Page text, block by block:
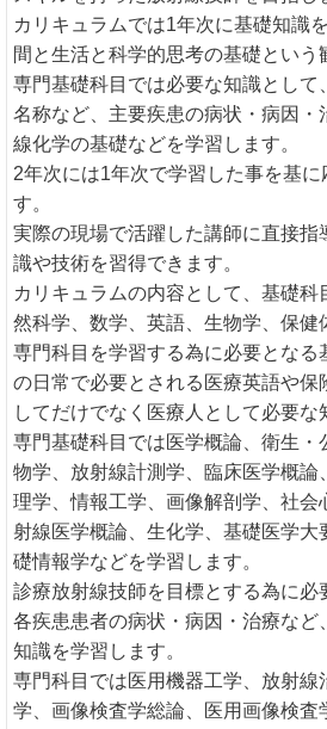
カリキュラムでは1年次に基礎知識
間と生活と科学的思考の基礎という
専門基礎科目では必要な知識として
名称など、主要疾患の病状・病因・
線化学の基礎などを学習します。
2年次には1年次で学習した事を基に
す。
実際の現場で活躍した講師に直接指
識や技術を習得できます。
カリキュラムの内容として、基礎科
然科学、数学、英語、生物学、保健
専門科目を学習する為に必要となる
の日常で必要とされる医療英語や保
してだけでなく医療人として必要な
専門基礎科目では医学概論、衛生・
物学、放射線計測学、臨床医学概論
理学、情報工学、画像解剖学、社会
射線医学概論、生化学、基礎医学大
礎情報学などを学習します。
診療放射線技師を目標とする為に必
各疾患患者の病状・病因・治療など
知識を学習します。
専門科目では医用機器工学、放射線
学、画像検査学総論、医用画像検査